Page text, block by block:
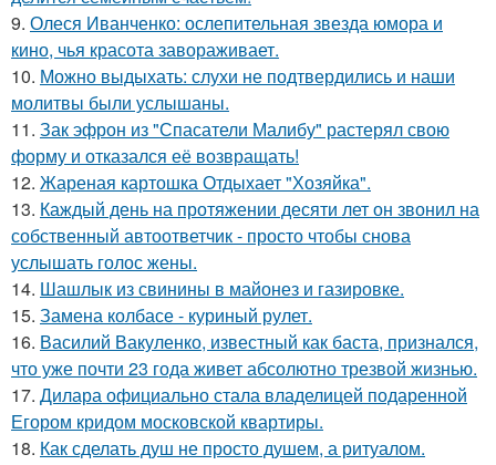
9. Олеся Иванченко: ослепительная звезда юмора и
кино, чья красота завораживает.
10. Можно выдыхать: слухи не подтвердились и наши
молитвы были услышаны.
11. Зак эфрон из "Спасатели Малибу" растерял свою
форму и отказался её возвращать!
12. Жареная картошка Отдыхает "Хозяйка".
13. Каждый день на протяжении десяти лет он звонил на
собственный автоответчик - просто чтобы снова
услышать голос жены.
14. Шашлык из свинины в майонез и газировке.
15. Замена колбасе - куриный рулет.
16. Василий Вакуленко, известный как баста, признался,
что уже почти 23 года живет абсолютно трезвой жизнью.
17. Дилара официально стала владелицей подаренной
Егором кридом московской квартиры.
18. Как сделать душ не просто душем, а ритуалом.